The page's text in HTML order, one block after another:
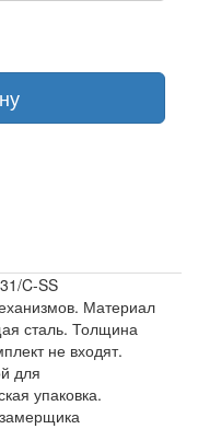
C-SS
Материал
сталь. Толщина
не входят.
для
упаковка.